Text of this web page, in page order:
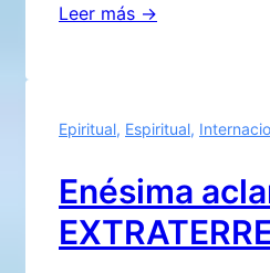
Aclaramos…!!
Leer más →
Epiritual, Espiritual,
Enésima